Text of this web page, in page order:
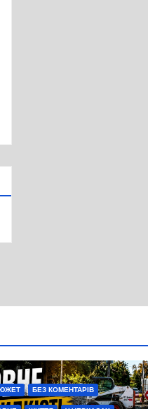
БЕЗ КОМЕНТАРІВ